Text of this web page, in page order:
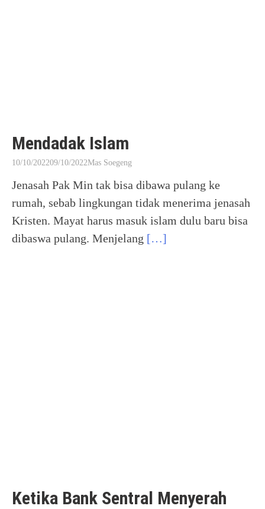
Mendadak Islam
10/10/202209/10/2022Mas Soegeng
Jenasah Pak Min tak bisa dibawa pulang ke
rumah, sebab lingkungan tidak menerima jenasah
Kristen. Mayat harus masuk islam dulu baru bisa
dibaswa pulang. Menjelang […]
Ketika Bank Sentral Menyerah